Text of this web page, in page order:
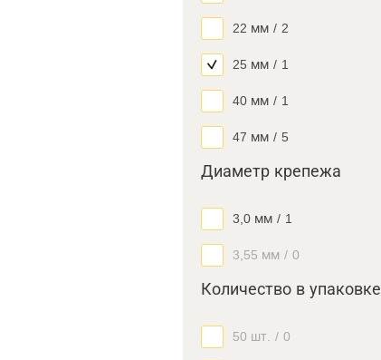
22 мм / 2
25 мм / 1
40 мм / 1
47 мм / 5
Диаметр крепежа
3,0 мм / 1
3,55 мм / 0
Количество в упаковке
50 шт. / 0